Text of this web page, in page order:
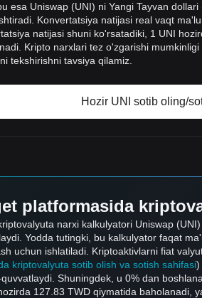
esa Uniswap (UNI) ni Yangi Tayvan
Konvertatsiya natijasi real vaqt
natijasi shuni ko'rsatadiki, 1 UNI
Kripto narxlari tez o'zgarishi
tekshirishni tavsiya qilamiz.
Hozir UNI sotib oling/
platformasida
narxi kalkulyatori Uniswap
Yodda tutingki, bu kalkulyator faqat
uchun ishlatiladi. Kriptoaktivlarni fiat
kriptovalyuta sotib olish va sotish sahifasi)
Shuningdek, u 0% dan
127.83 TWD qiymatida baholanadi,